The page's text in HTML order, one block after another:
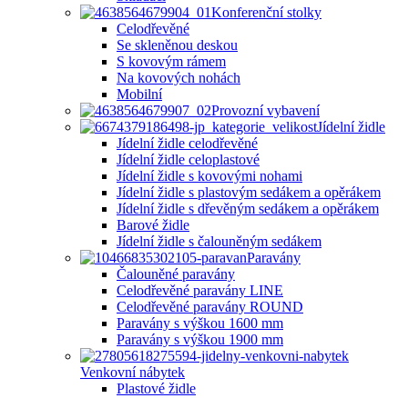
Konferenční stolky
Celodřevěné
Se skleněnou deskou
S kovovým rámem
Na kovových nohách
Mobilní
Provozní vybavení
Jídelní židle
Jídelní židle celodřevěné
Jídelní židle celoplastové
Jídelní židle s kovovými nohami
Jídelní židle s plastovým sedákem a opěrákem
Jídelní židle s dřevěným sedákem a opěrákem
Barové židle
Jídelní židle s čalouněným sedákem
Paravány
Čalouněné paravány
Celodřevěné paravány LINE
Celodřevěné paravány ROUND
Paravány s výškou 1600 mm
Paravány s výškou 1900 mm
Venkovní nábytek
Plastové židle